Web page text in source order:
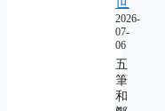
2026-
07-
06
五
筆
和